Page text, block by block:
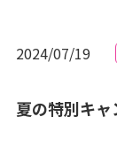
2024/07/19
夏の特別キ